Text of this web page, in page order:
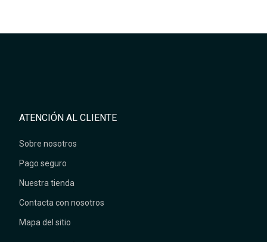
ATENCIÓN AL CLIENTE
Sobre nosotros
Pago seguro
Nuestra tienda
Contacta con nosotros
Mapa del sitio